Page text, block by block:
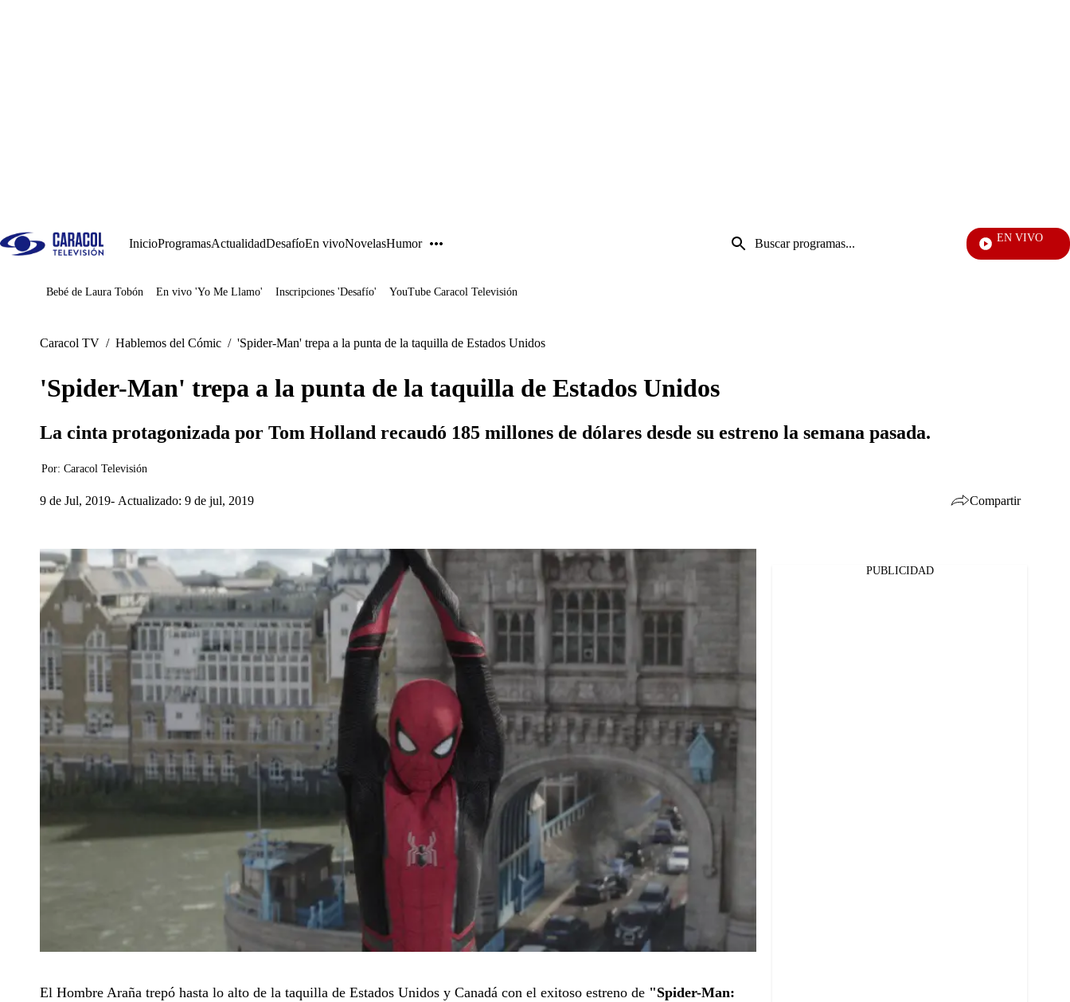
InicioProgramasActualidadDesafíoEn vivoNovelasHumor
Entrada
de
EN VIVO
Juegos
Bebé de Laura Tobón En vivo 'Yo Me Llamo' Inscripciones 'Desafío' YouTube Caracol Televisión
Caracol TV / Hablemos del Cómic / 'Spider-Man' trepa a la punta de la taquilla de Estados Unidos
'Spider-Man' trepa a la punta de la taquilla de Estados Unidos
La cinta protagonizada por Tom Holland recaudó 185 millones de dólares desde su estreno la semana pasada.
Por: Caracol Televisión
9 de Jul, 2019 Actualizado: 9 de jul, 2019 Compartir
El Hombre Araña trepó hasta lo alto de la taquilla de Estados Unidos y Canadá con el exitoso estreno de "Spider-Man:
PUBLICIDAD